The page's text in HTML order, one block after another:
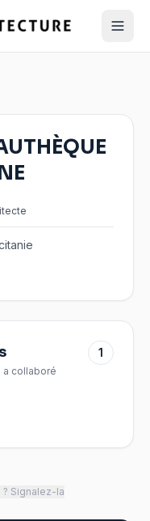
collaboré
1
Signalez-la